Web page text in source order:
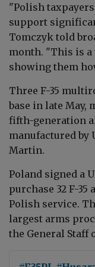
"Polish
support
Tomczyk told
month. "This is a
showing them
Three F-35
base in late
fifth-generation
manufactured by
Martin.
Poland signed a
purchase 32 F-
Polish service.
largest arms
the General Staff